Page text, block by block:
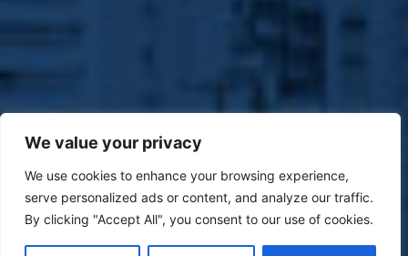
We value your privacy
We use cookies to enhance your browsing experience,
serve personalized ads or content, and analyze our traffic.
By clicking "Accept All", you consent to our use of cookies.